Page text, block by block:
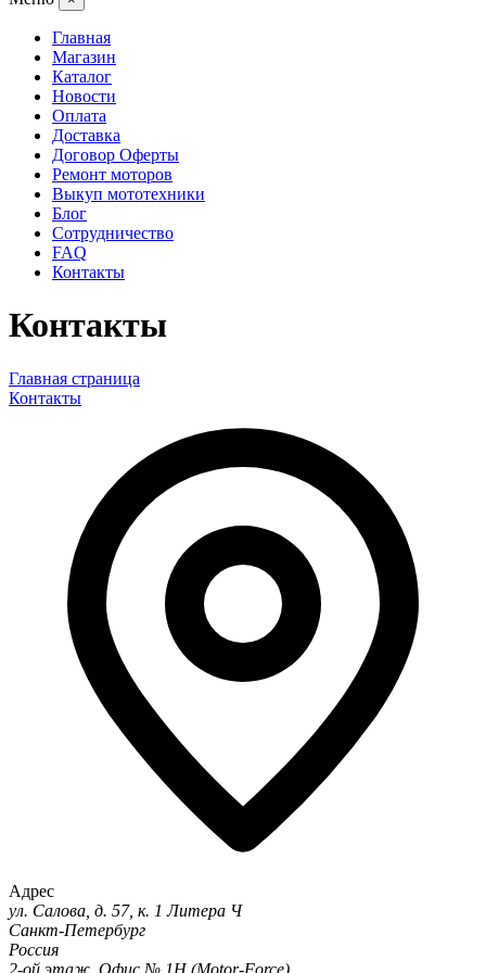
Главная
Магазин
Каталог
Новости
Оплата
Доставка
Договор Оферты
Ремонт моторов
Выкуп мототехники
Блог
Сотрудничество
FAQ
Контакты
Контакты
Главная страница
Контакты
Адрес
ул. Салова, д. 57, к. 1 Литера Ч
Санкт-Петербург
Россия
2-ой этаж. Офис № 1Н (Motor-Force)